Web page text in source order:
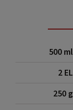
500 ml
2 EL
250 g